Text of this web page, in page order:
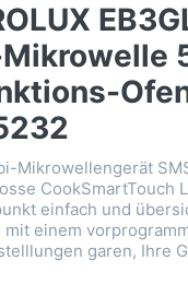
Mikrowellengerät
CookSmartTouch
einfach und
mit einem
garen, Ihre